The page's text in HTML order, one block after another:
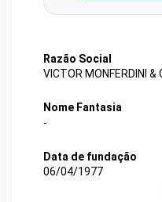
Razão Social
VICTOR MONFERDINI &
Nome Fantasia
-
Data de fundação
06/04/1977